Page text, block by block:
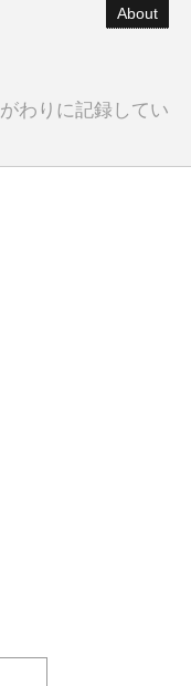
About
わりに記録してい